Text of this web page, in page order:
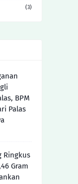
(3)
BPM
Palas
Ringkus
Gram